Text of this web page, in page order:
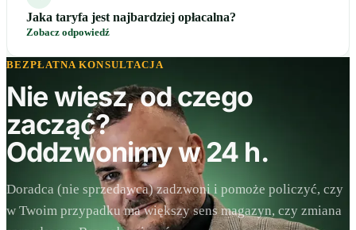
Jaka taryfa jest najbardziej opłacalna?
Zobacz odpowiedź
BEZPŁATNA KONSULTACJA
Nie wiesz, od czego
zacząć?
Oddzwonimy w 24 h.
Doradca (nie sprzedawca) zadzwoni i pomoże policzyć, czy
w Twoim przypadku ma większy sens magazyn, czy zmiana